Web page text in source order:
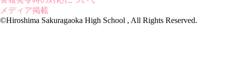
メディア掲載
©Hiroshima Sakuragaoka High School , All Rights Reserved.